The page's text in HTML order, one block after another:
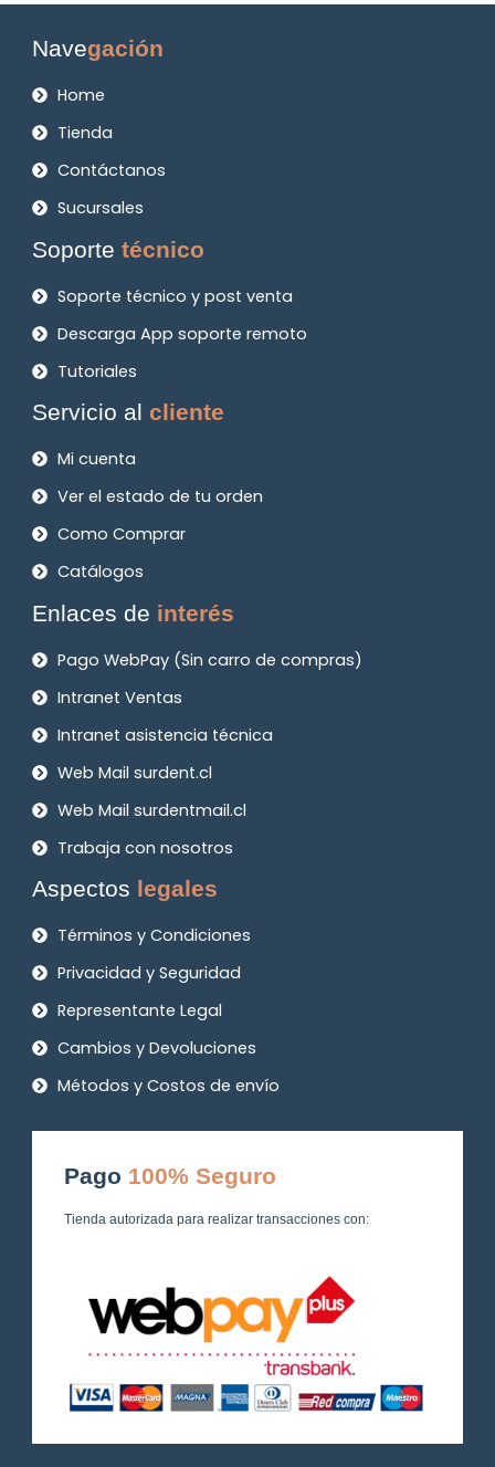
Navegación
Home
Tienda
Contáctanos
Sucursales
Soportetécnico
Soporte técnico y post venta
Descarga App soporte remoto
Tutoriales
Servicio alcliente
Mi cuenta
Ver el estado de tu orden
Como Comprar
Catálogos
Enlaces de interés
Pago WebPay (Sin carro de compras)
Intranet Ventas
Intranet asistencia técnica
Web Mail surdent.cl
Web Mail surdentmail.cl
Trabaja con nosotros
Aspectos legales
Términos y Condiciones
Privacidad y Seguridad
Representante Legal
Cambios y Devoluciones
Métodos y Costos de envío
Pago 100% Seguro
Tienda autorizada para realizar transacciones con: